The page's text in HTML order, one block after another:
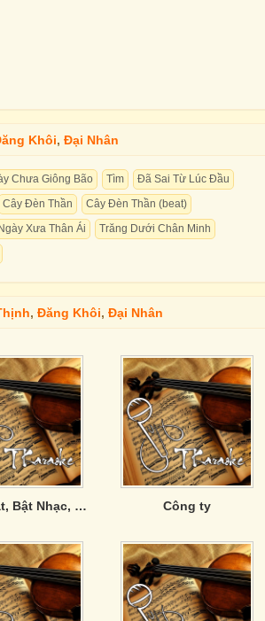
Khôi, Đại Nhân
Chưa Giông Bão Tìm
Đã Sai Từ Lúc Đầu
Cây Đèn Thần
Cây Đèn Thần (beat)
Xưa Thân Ái
Trăng Dưới Chân Minh
, Đăng Khôi, Đại Nhân
Nhắm Mắt, Bật Nhạc, Tắt Phone Công ty